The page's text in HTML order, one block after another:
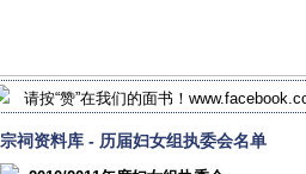
2018-2019年 北马谢氏宗祠新届执监委
请按“赞”在我们的面书！
宗祠资料库 - 历届妇女组执委会名单